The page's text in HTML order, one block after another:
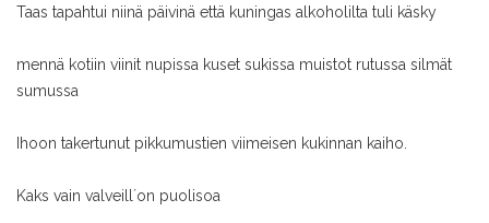
Taas tapahtui niinä päivinä että kuningas alkoholilta tuli käsky
mennä kotiin viinit nupissa kuset sukissa muistot rutussa silmät
sumussa
Ihoon takertunut pikkumustien viimeisen kukinnan kaiho.
Kaks vain valveill´on puolisoa